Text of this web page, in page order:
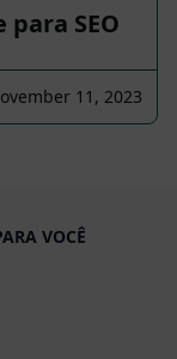
SEO
11, 2023
VOCÊ